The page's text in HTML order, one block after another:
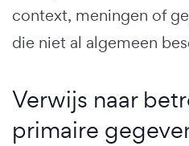
context, meningen of
die niet al algemeen
Verwijs naar
primaire